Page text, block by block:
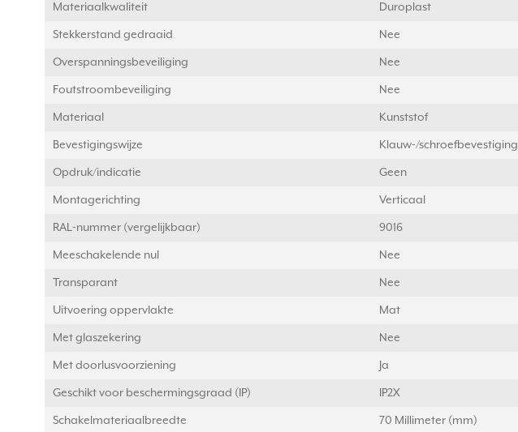
Materiaalkwaliteit Duroplast
Stekkerstand gedraaid Nee
Overspanningsbeveiliging Nee
Foutstroombeveiliging Nee
Materiaal Kunststof
Bevestigingswijze Klauw-/schroefbevestiging
Opdruk/indicatie Geen
Montagerichting Verticaal
RAL-nummer (vergelijkbaar) 9016
Meeschakelende nul Nee
Transparant Nee
Uitvoering oppervlakte Mat
Met glaszekering Nee
Met doorlusvoorziening Ja
Geschikt voor beschermingsgraad (IP) IP2X
Schakelmateriaalbreedte 70 Millimeter (mm)